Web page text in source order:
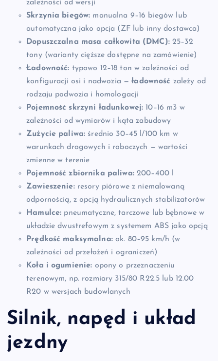
zależności od wersji
Skrzynia biegów: manualna 9–16 biegów lub
automatyczna jako opcja (ZF lub inny dostawca)
Dopuszczalna masa całkowita (DMC):25–32
tony (warianty cięższe dostępne na zamówienie)
Ładowność: typowo 12–18 ton w zależności od
konfiguracji osi i nadwozia —ładowność zależy od
rodzaju podwozia i homologacji
Pojemność skrzyni ładunkowej: 10–16 m3 w
zależności od wymiarów i kąta zabudowy
Zużycie paliwa: średnio 30–45 l/100 km w
warunkach drogowych i roboczych — wartości
zmienne w terenie
Pojemność zbiornika paliwa:200–400 l
Zawieszenie:resory piórowe z niemalowaną
odpornością, z opcją hydraulicznych stabilizatorów
Hamulce: pneumatyczne, tarczowe lub bębnowe w
układzie dwustrefowym z systemem ABS jako opcją
Prędkość maksymalna:ok. 80–95 km/h (w
zależności od przełożeń i ograniczeń)
Koła i ogumienie: opony o przeznaczeniu
terenowym, np. rozmiary 315/80 R22.5 lub 12.00
R20 w wersjach budowlanych
Silnik, napęd i układ
jezdny